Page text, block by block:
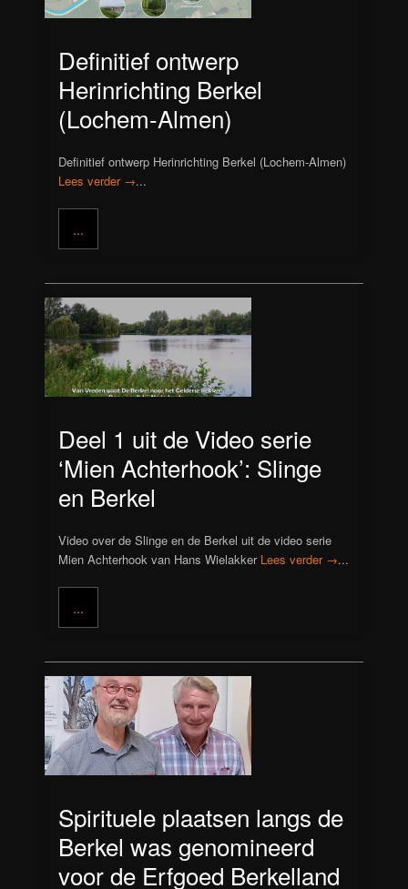
Definitief ontwerp
Herinrichting Berkel
(Lochem-Almen)
Definitief ontwerp Herinrichting Berkel (Lochem-Almen)
Lees verder →...
...
Deel 1 uit de Video serie
‘Mien Achterhook’: Slinge
en Berkel
Video over de Slinge en de Berkel uit de video serie
Mien Achterhook van Hans Wielakker Lees verder →...
...
Spirituele plaatsen langs de
Berkel was genomineerd
voor de Erfgoed Berkelland